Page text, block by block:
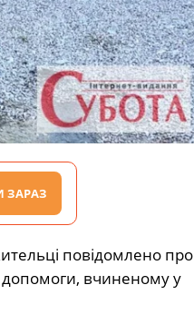
ЗАРАЗ
повідомлено про
допомоги, вчиненому у